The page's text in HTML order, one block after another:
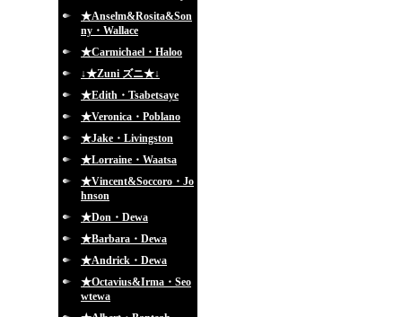
★Anselm&Rosita&Son
ny・Wallace
★Carmichael・Haloo
↓★Zuni ズニ★↓
★Edith・Tsabetsaye
★Veronica・Poblano
★Jake・Livingston
★Lorraine・Waatsa
★Vincent&Soccoro・Jo
hnson
★Don・Dewa
★Barbara・Dewa
★Andrick・Dewa
★Octavius&Irma・Seo
wtewa